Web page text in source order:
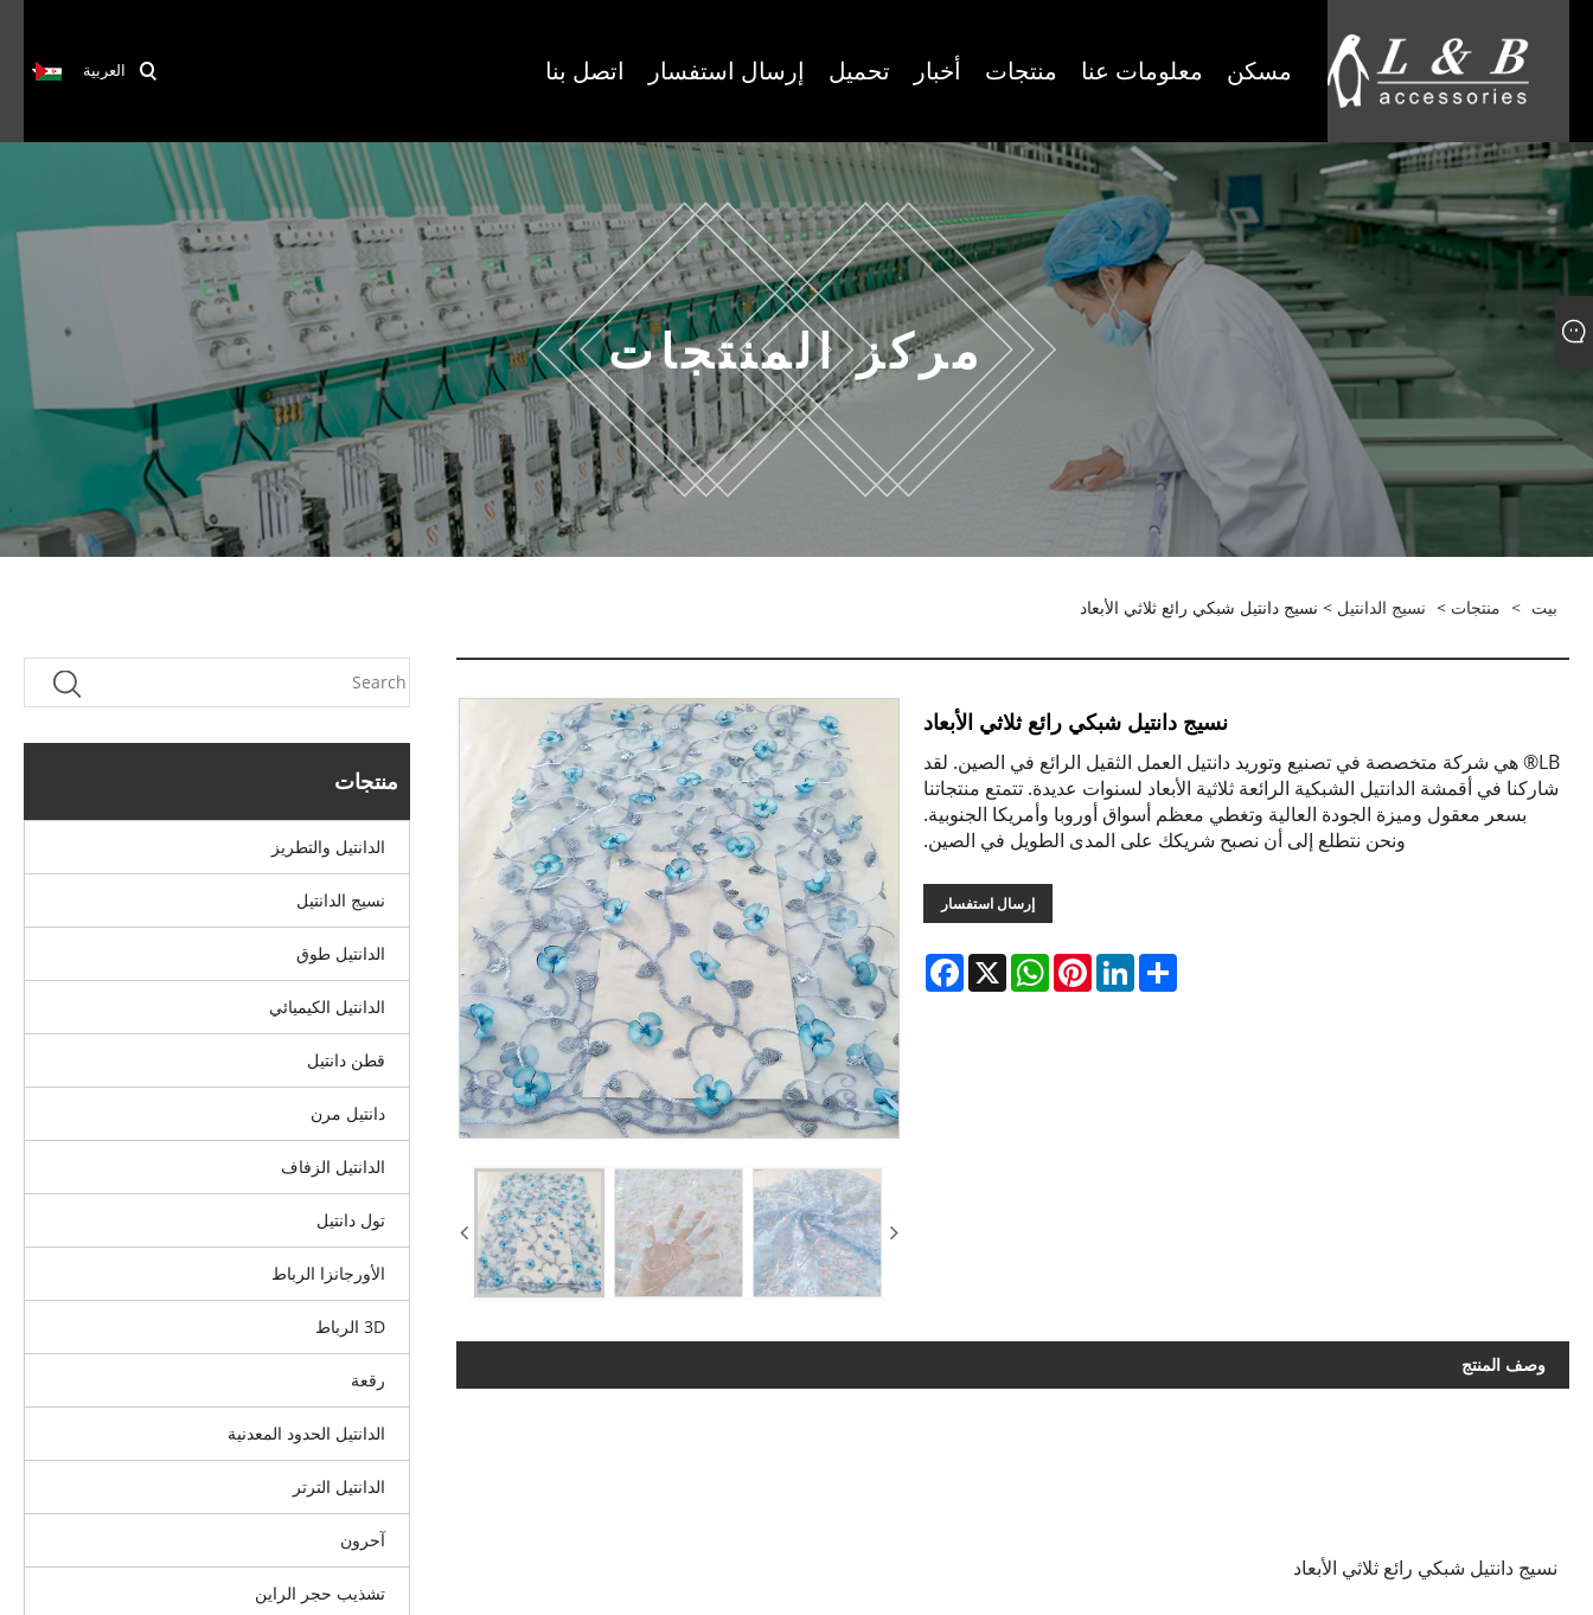
مسكن معلومات عنا منتجات أخبار تحميل إرسال استفسار اتصل بنا العربية
مركز المنتجات
بيت > منتجات > نسيج الدانتيل > نسيج دانتيل شبكي رائع ثلاثي الأبعاد
منتجات
الدانتيل والتطريز
نسيج الدانتيل
الدانتيل طوق
الدانتيل الكيميائي
قطن دانتيل
دانتيل مرن
الدانتيل الزفاف
تول دانتيل
الأورجانزا الرباط
3D الرباط
رقعة
الدانتيل الحدود المعدنية
الدانتيل الترتر
آحرون
تشذيب حجر الراين
نسيج دانتيل شبكي رائع ثلاثي الأبعاد
LB® هي شركة متخصصة في تصنيع وتوريد دانتيل العمل الثقيل الرائع في الصين. لقد
شاركنا في أقمشة الدانتيل الشبكية الرائعة ثلاثية الأبعاد لسنوات عديدة. تتمتع منتجاتنا
بسعر معقول وميزة الجودة العالية وتغطي معظم أسواق أوروبا وأمريكا الجنوبية.
ونحن نتطلع إلى أن نصبح شريكك على المدى الطويل في الصين.
إرسال استفسار
Facebook X
WhatsAppPinterestLinkedInShare
وصف المنتج
نسيج دانتيل شبكي رائع ثلاثي الأبعاد